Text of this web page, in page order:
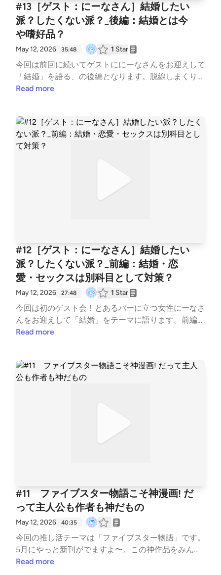
#13［ゲスト：にーなさん］結婚したい
派？したくない派？_後編：結婚とは今
や嗜好品？
May 12, 2026 35:48 1 Star
今回は前回に続いてゲストににーなさんをお迎えして
「結婚」を語る、の後編となります。脱線しまくり！
結構とは今や贅沢な嗜好品になってしまったのか！？
こーでもないと男女二人が語ります。 今回の素敵な
ゲストのにーなさんが気になった方はコチラ！にーな
さん：Xhttps://x.com/ninanomunomu BGM : MusMu
Read more
#12［ゲスト：にーなさん］結婚したい
派？したくない派？_前編：結婚・恋
愛・セックスは別科目として対策？
May 12, 2026 27:48 1 Star
今回は初のゲスト会！とあるバーに立つ女性にーなさ
んをお迎えして「結婚」をテーマに語ります。前編で
ある今回は、賢者タイムのその先に・ライフスタイル
女二人が語ります。 今回の素敵なゲストのにーなさ
んが気になった方はコチラ！にーなさん：Xhttps://x.
Read more
#11 ファイブスター物語こそ神漫画! だ
って主人公も作者も神だもの
May 12, 2026 40:35
今回の推し活テーマは「ファイブスター物語」です。
5月にやっと新刊がでますよ〜。この神作品をみんな
でわいわい語りたい！でもぼくの周りで語りあえる人
Read more